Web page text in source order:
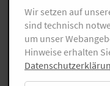
Wir setzen auf
sind technisch
um unser
Hinweise erhalten